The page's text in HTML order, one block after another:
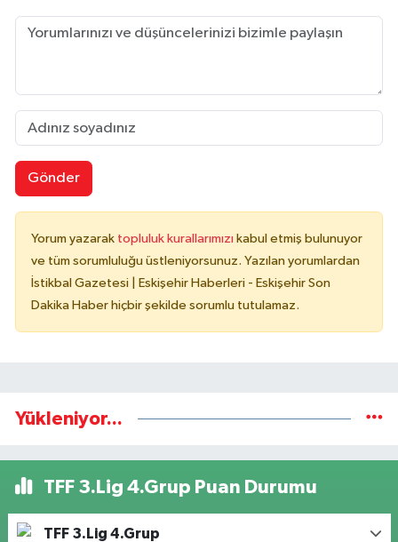
Gönder
Yorum yazarak topluluk kurallarımızı kabul etmiş bulunuyor
ve tüm sorumluluğu üstleniyorsunuz. Yazılan yorumlardan
İstikbal Gazetesi | Eskişehir Haberleri - Eskişehir Son
Dakika Haber hiçbir şekilde sorumlu tutulamaz.
Yükleniyor...
TFF 3.Lig 4.Grup Puan Durumu
TFF 3.Lig 4.Grup